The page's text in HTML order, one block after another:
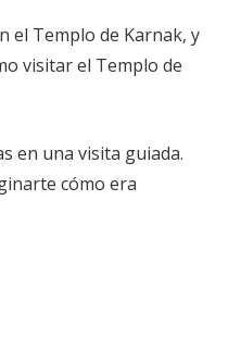
el Templo de Karnak, y
visitar el Templo de
en una visita guiada.
cómo era